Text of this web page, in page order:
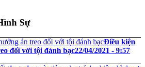
Sự
Điều kiện
đối với tội đánh bạc22/04/2021 - 9:57